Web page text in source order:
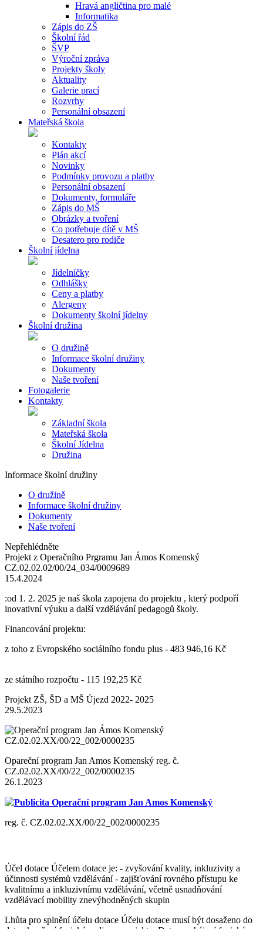
Hravá angličtina pro malé
Informatika
Zápis do ZŠ
Školní řád
ŠVP
Výroční zpráva
Projekty školy
Aktuality
Galerie prací
Rozvrhy
Personální obsazení
Mateřská škola
Kontakty
Plán akcí
Novinky
Podmínky provozu a platby
Personální obsazení
Dokumenty, formuláře
Zápis do MŠ
Obrázky a tvoření
Co potřebuje dítě v MŠ
Desatero pro rodiče
Školní jídelna
Jídelníčky
Odhlášky
Ceny a platby
Alergeny
Dokumenty školní jídelny
Školní družina
O družině
Informace školní družiny
Dokumenty
Naše tvoření
Fotogalerie
Kontakty
Základní škola
Mateřská škola
Školní Jídelna
Družina
Informace školní družiny
O družině
Informace školní družiny
Dokumenty
Naše tvoření
Nepřehlédněte
Projekt z Operačního Prgramu Jan Ámos Komenský
CZ.02.02.02/00/24_034/0009689
15.4.2024
:od 1. 2. 2025 je naš škola zapojena do projektu , který podpoří
inovativní výuku a další vzdělávání pedagogů školy.
Financování projektu:
z toho z Evropského sociálního fondu plus - 483 946,16 Kč
ze státního rozpočtu - 115 192,25 Kč
Projekt ZŠ, ŠD a MŠ Újezd 2022- 2025
29.5.2023
Opareční program Jan Amos Komenský reg. č.
CZ.02.02.XX/00/22_002/0000235
26.1.2023
Publicita Operační program Jan Amos Komenský
reg. č. CZ.02.02.XX/00/22_002/0000235
Účel dotace Účelem dotace je: - zvyšování kvality, inkluzivity a
účinnosti systémů vzdělávání - zajišťování rovného přístupu ke
kvalitnímu a inkluzivnímu vzdělávání, včetně usnadňování
vzdělávací mobility znevýhodněných skupin
Lhůta pro splnění účelu dotace Účelu dotace musí být dosaženo do